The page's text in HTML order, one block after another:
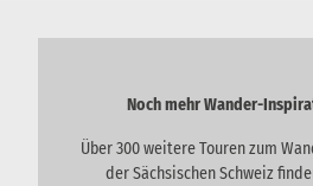
Noch mehr Wander-
Über 300 weitere Touren zum
der Sächsischen Schweiz